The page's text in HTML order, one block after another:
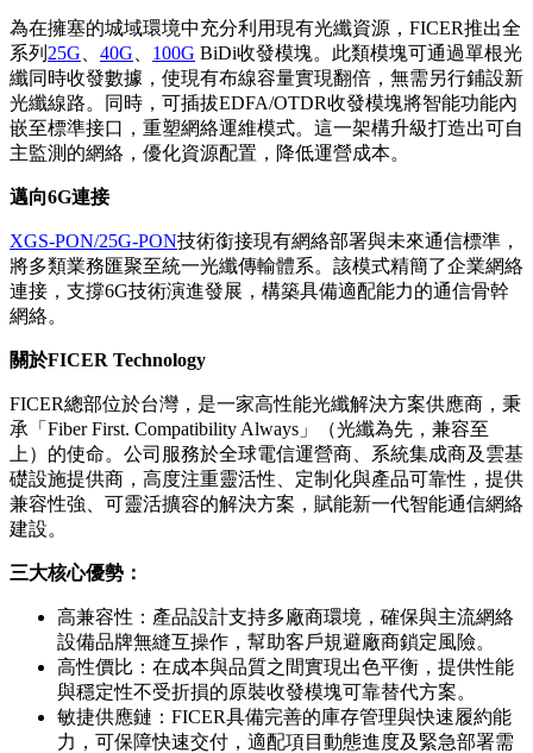
為在擁塞的城域環境中充分利用現有光纖資源，FICER推出全
系列 25G 40G 100G BiDi收發模塊。此類模塊可通過單根光
纖同時收發數據，使現有布線容量實現翻倍，無需另行鋪設新
光纖線路。同時，可插拔EDFA/OTDR收發模塊將智能功能內
嵌至標準接口，重塑網絡運維模式。這一架構升級打造出可自
主監測的網絡，優化資源配置，降低運營成本。
邁向6G連接
XGS-PON/25G-PON技術銜接現有網絡部署與未來通信標準，
將多類業務匯聚至統一光纖傳輸體系。該模式精簡了企業網絡
連接，支撐6G技術演進發展，構築具備適配能力的通信骨幹
網絡。
關於FICER Technology
FICER總部位於台灣，是一家高性能光纖解決方案供應商，秉
承「Fiber First. Compatibility Always」（光纖為先，兼容至
上）的使命。公司服務於全球電信運營商、系統集成商及雲基
礎設施提供商，高度注重靈活性、定制化與產品可靠性，提供
兼容性強、可靈活擴容的解決方案，賦能新一代智能通信網絡
建設。
三大核心優勢：
高兼容性：產品設計支持多廠商環境，確保與主流網絡
設備品牌無縫互操作，幫助客戶規避廠商鎖定風險。
高性價比：在成本與品質之間實現出色平衡，提供性能
與穩定性不受折損的原裝收發模塊可靠替代方案。
敏捷供應鏈：FICER具備完善的庫存管理與快速履約能
力，可保障快速交付，適配項目動態進度及緊急部署需